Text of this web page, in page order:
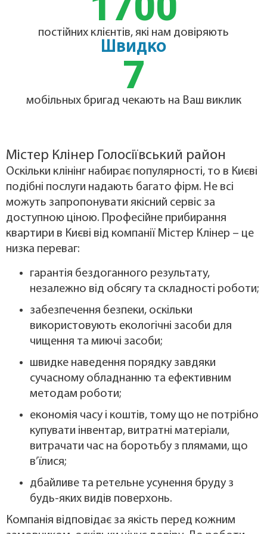
постійних клієнтів, які нам довіряють
Швидко
мобільных бригад чекають на Ваш виклик
7
Містер Клінер Голосіївський район
Оскільки клінінг набирає популярності, то в Києві
подібні послуги надають багато фірм. Не всі
можуть запропонувати якісний сервіс за
доступною ціною. Професійне прибирання
квартири в Києві від компанії Містер Клінер – це
низка переваг:
гарантія бездоганного результату,
незалежно від обсягу та складності роботи;
забезпечення безпеки, оскільки
використовують екологічні засоби для
чищення та миючі засоби;
швидке наведення порядку завдяки
сучасному обладнанню та ефективним
методам роботи;
економія часу і коштів, тому що не потрібно
купувати інвентар, витратні матеріали,
витрачати час на боротьбу з плямами, що
в’їлися;
дбайливе та ретельне усунення бруду з
будь-яких видів поверхонь.
Компанія відповідає за якість перед кожним